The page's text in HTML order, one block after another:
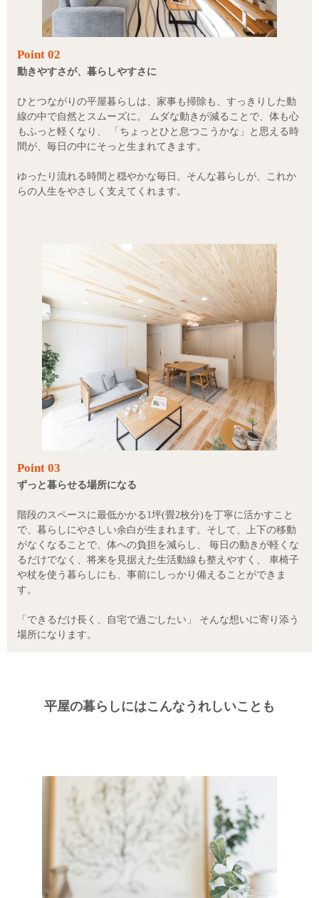
Point 02
動きやすさが、暮らしやすさに
ひとつながりの平屋暮らしは、家事も掃除も、すっきりした動
線の中で自然とスムーズに。 ムダな動きが減ることで、体も心
もふっと軽くなり、 「ちょっとひと息つこうかな」と思える時
間が、毎日の中にそっと生まれてきます。
ゆったり流れる時間と穏やかな毎日。そんな暮らしが、これか
らの人生をやさしく支えてくれます。
Point 03
ずっと暮らせる場所になる
階段のスペースに最低かかる1坪(畳2枚分)を丁寧に活かすこと
で、暮らしにやさしい余白が生まれます。そして、上下の移動
がなくなることで、体への負担を減らし、 毎日の動きが軽くな
るだけでなく、将来を見据えた生活動線も整えやすく、 車椅子
や杖を使う暮らしにも、事前にしっかり備えることができま
す。
「できるだけ長く、自宅で過ごしたい」 そんな想いに寄り添う
場所になります。
平屋の暮らしにはこんなうれしいことも